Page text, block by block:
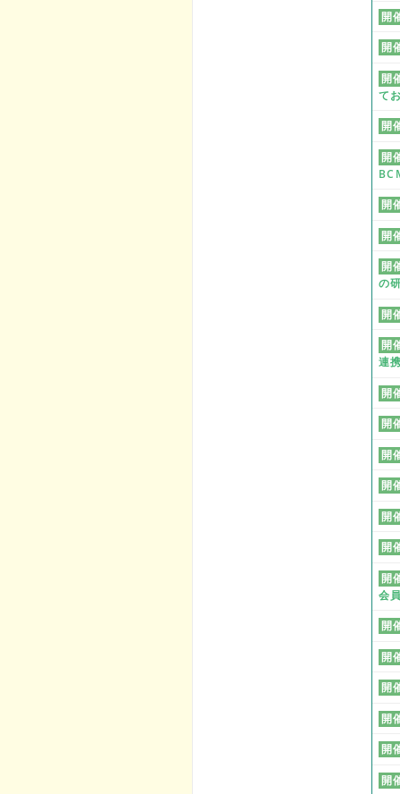
開
開
開
て
開
開
開
開
開
の
開
開
連
開
開
開
開
開
開
開
会
開
開
開
開
開
開